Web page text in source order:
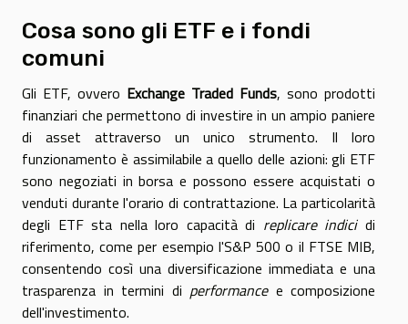
Cosa sono gli ETF e i fondi
comuni
Gli ETF, ovvero Exchange Traded Funds, sono prodotti
finanziari che permettono di investire in un ampio paniere
di asset attraverso un unico strumento. Il loro
funzionamento è assimilabile a quello delle azioni: gli ETF
sono negoziati in borsa e possono essere acquistati o
venduti durante l'orario di contrattazione. La particolarità
degli ETF sta nella loro capacità di replicare indicidi
riferimento, come per esempio l'S&P 500 o il FTSE MIB,
consentendo così una diversificazione immediata e una
trasparenza in termini di performancee composizione
dell'investimento.